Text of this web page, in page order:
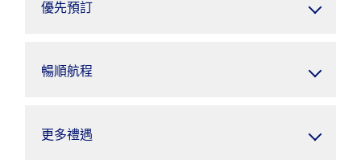
優先預訂
暢順航程
更多禮遇